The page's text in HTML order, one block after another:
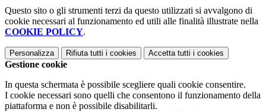
Questo sito o gli strumenti terzi da questo utilizzati si avvalgono di
cookie necessari al funzionamento ed utili alle finalità illustrate nella
COOKIE POLICY.
Personalizza Rifiuta tutti i cookies Accetta tutti i cookies
Gestione cookie
In questa schermata è possibile scegliere quali cookie consentire.
I cookie necessari sono quelli che consentono il funzionamento della
piattaforma e non è possibile disabilitarli.